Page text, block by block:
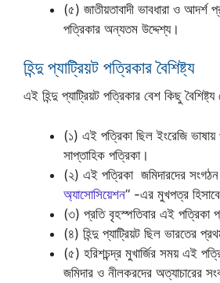
(৫) জাতীয়তাবাদী ভাবধারা ও আদর্শ
পত্রিকার অন্যতম উদ্দেশ্য।
হিন্দু প্যাট্রিয়ট পত্রিকার বৈশিষ্ট্য
এই হিন্দু প্যাট্রিয়ট পত্রিকার বেশ কিছু
(১) এই পত্রিকা ছিল ইংরেজি
সাপ্তাহিক পত্রিকা।
(২) এই পত্রিকা জমিদারদের
অ্যাসোসিয়েশন” -এর মুখপত্র
(৩) প্রতি বৃহস্পতিবার এই পত্রিকা
(৪) হিন্দু প্যাট্রিয়ট ছিল ভারতের
(৫) হরিশচন্দ্র মুখার্জির সময় এই
জমিদার ও নীলকরদের অত্যাচারের